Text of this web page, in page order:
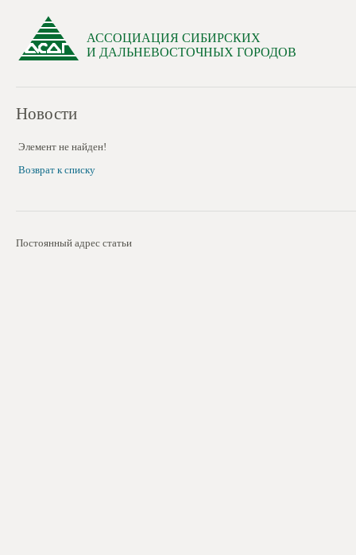
АССОЦИАЦИЯ СИБИРСКИХ
И ДАЛЬНЕВОСТОЧНЫХ ГОРОДОВ
Новости
Элемент не найден!
Возврат к списку
Постоянный адрес статьи